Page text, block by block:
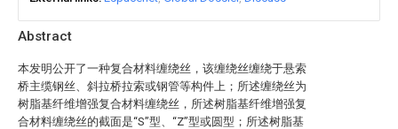
Abstract
本发明公开了一种复合材料缠绕丝，该缠绕丝缠绕于悬索
桥主缆钢丝、斜拉桥拉索或钢管等构件上；所述缠绕丝为
树脂基纤维增强复合材料缠绕丝，所述树脂基纤维增强复
合材料缠绕丝的截面是“S”型、“Z”型或圆型；所述树脂基